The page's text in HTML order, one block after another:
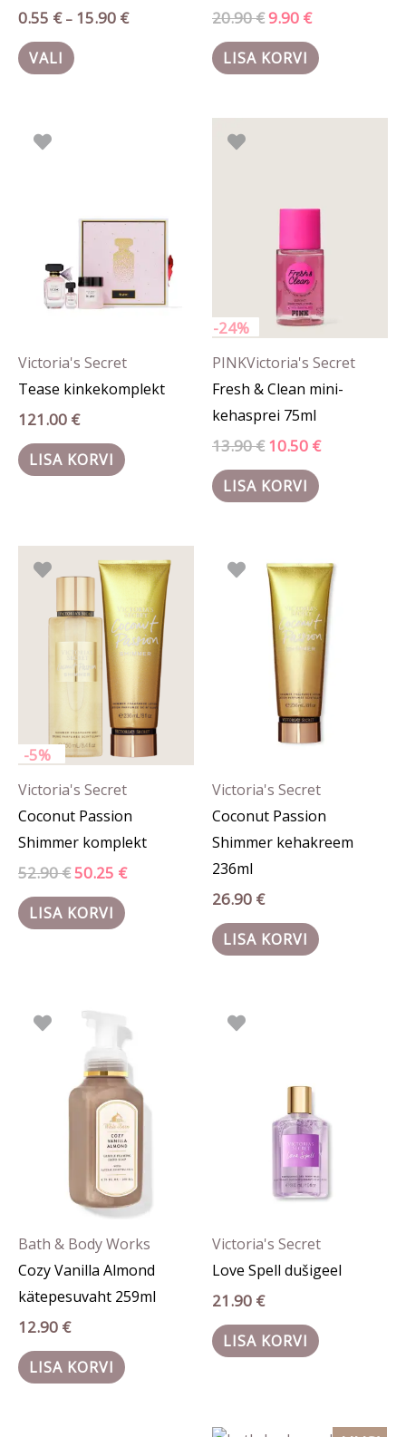
0.55 € – 15.90 €
VALI
20.90€9.90 €
LISA KORVI
Victoria's Secret
Tease kinkekomplekt
121.00 €
LISA KORVI
-24%
PINKVictoria's Secret
Fresh & Clean mini-
kehasprei 75ml
13.90€ 10.50 €
LISA KORVI
-5%
Victoria's Secret
Coconut Passion
Shimmer komplekt
52.90€
hind
52.90 €.
50.25 €
hind
on:
50.25 €.
LISA KORVI
Victoria's Secret
Coconut Passion
Shimmer kehakreem
236ml
26.90 €
LISA KORVI
Bath & Body Works
Cozy Vanilla Almond
kätepesuvaht 259ml
12.90 €
LISA KORVI
Victoria's Secret
Love Spell dušigeel
21.90 €
LISA KORVI